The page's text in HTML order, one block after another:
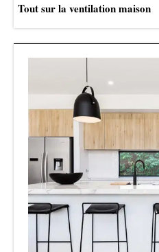
Tout sur la ventilation maison